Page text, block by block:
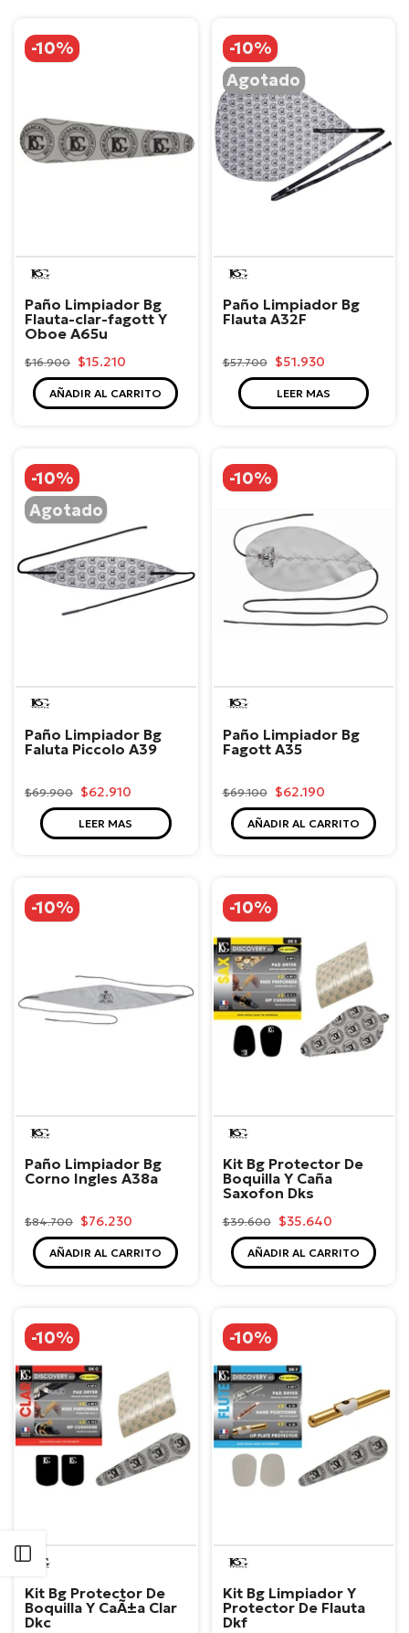
-10%
Paño Limpiador Bg
Flauta-clar-fagott Y
Oboe A65u
$16.900 $15.210
AÑADIR AL CARRITO
-10%
Agotado
Paño Limpiador Bg
Flauta A32F
$57.700 $51.930
LEER MAS
-10%
Agotado
Paño Limpiador Bg
Faluta Piccolo A39
$69.900 $62.910
LEER MAS
-10%
Paño Limpiador Bg
Fagott A35
$69.100 $62.190
AÑADIR AL CARRITO
-10%
Paño Limpiador Bg
Corno Ingles A38a
$84.700 $76.230
AÑADIR AL CARRITO
-10%
Kit Bg Protector De
Boquilla Y Caña
Saxofon Dks
$39.600 $35.640
AÑADIR AL CARRITO
-10%
Kit Bg Protector De
Boquilla Y CaÃ±a Clar
Dkc
-10%
Kit Bg Limpiador Y
Protector De Flauta
Dkf